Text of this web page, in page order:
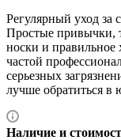
Регулярный уход за
Простые привычки,
носки и правильное
частой
серьезных
лучше обратиться
Наличие и